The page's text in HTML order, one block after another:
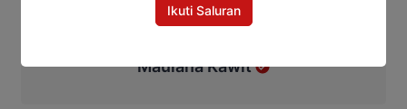
Maulana Kawit
Ikuti Saluran